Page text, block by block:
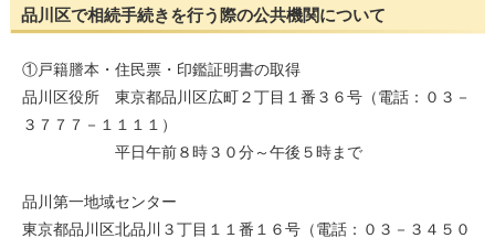
品川区で相続手続きを行う際の公共機関について
①戸籍謄本・住民票・印鑑証明書の取得
品川区役所 東京都品川区広町２丁目１番３６号（電話：０３－
３７７７－１１１１）
平日午前８時３０分～午後５時まで
品川第一地域センター
東京都品川区北品川３丁目１１番１６号（電話：０３－３４５０